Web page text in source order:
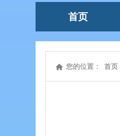
首页
您的位置： 首页